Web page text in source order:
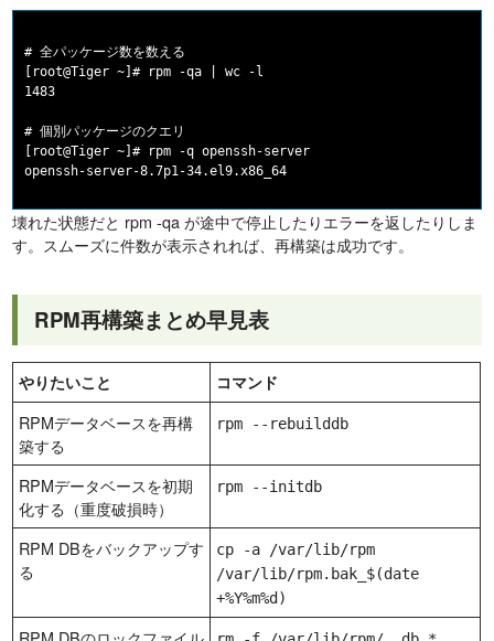
# 全パッケージ数を数える
[root@Tiger ~]# rpm -qa | wc -l
1483
# 個別パッケージのクエリ
[root@Tiger ~]# rpm -q openssh-server
壊れた状態だと rpm -qa が途中で停止したりエラーを返したりしま
す。スムーズに件数が表示されれば、再構築は成功です。
RPM再構築まとめ早見表
やりたいこと コマンド
RPMデータベースを再構
築する
rpm --rebuilddb
RPMデータベースを初期
化する（重度破損時）
rpm --initdb
RPM DBをバックアップす
る
cp -a /var/lib/rpm
/var/lib/rpm.bak_$(date
+%Y%m%d)